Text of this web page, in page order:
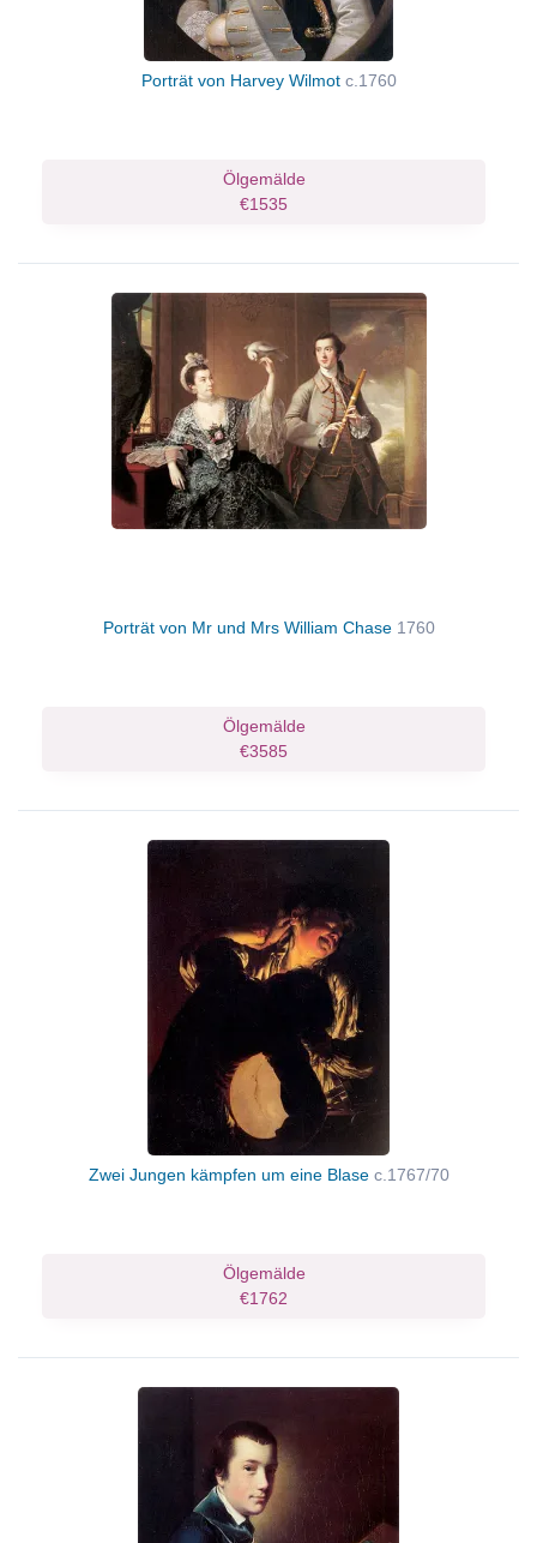
Porträt von Harvey Wilmot c.1760
Ölgemälde
€1535
Porträt von Mr und Mrs William Chase 1760
Ölgemälde
€3585
Zwei Jungen kämpfen um eine Blase c.1767/70
Ölgemälde
€1762